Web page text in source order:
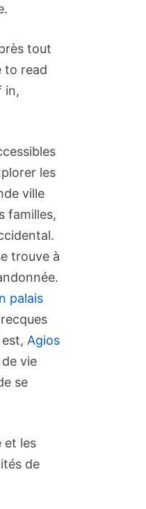
tout
to read
in,
les
ville
familles,
trouve à
palais
Agios
vie
se
et les
de